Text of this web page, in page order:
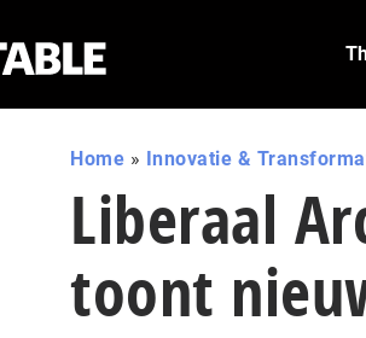
Home » Innovatie &
Liberaal
toont